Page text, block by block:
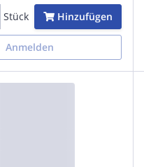
Stück
Hinzufügen
Anmelden